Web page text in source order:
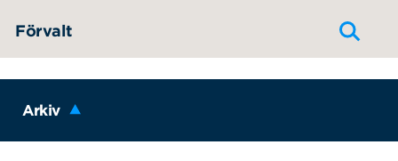
Förvalt
Arkiv